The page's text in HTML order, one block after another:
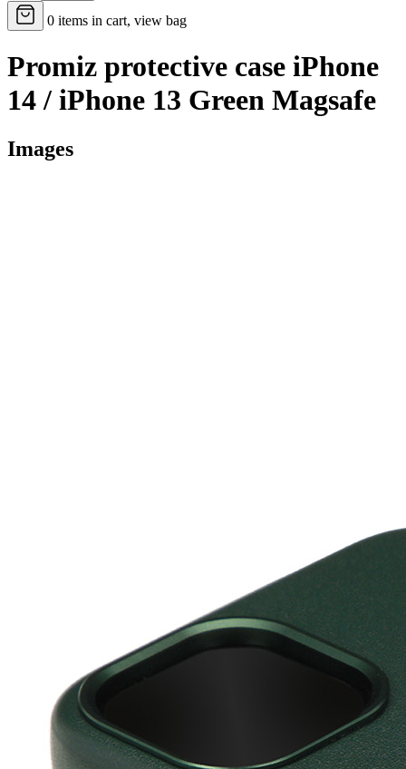
0 items in cart, view bag
Promiz protective case iPhone
14 / iPhone 13 Green Magsafe
Images